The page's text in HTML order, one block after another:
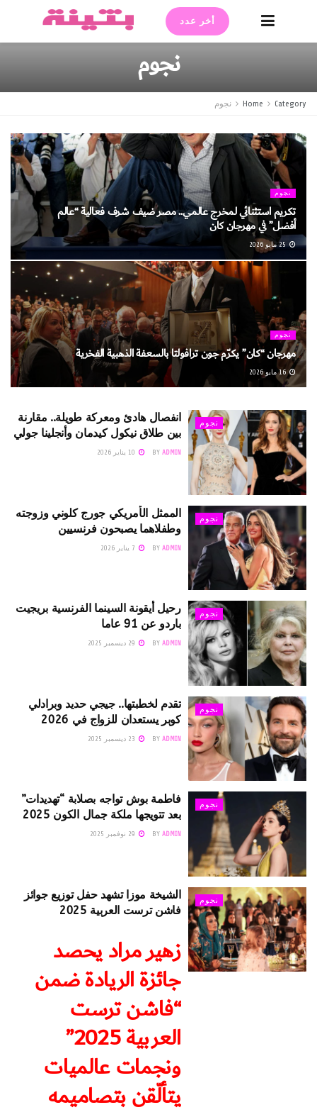
أخر عدد
نجوم
Home Category نجوم
نجوم
تكريم استثنائي لمخرج عالمي.. مصر ضيف شرف فعالية “عالم
أفضل” في مهرجان كان
25 مايو 2026
نجوم
مهرجان “كان” يكرّم جون ترافولتا بالسعفة الذهبية الفخرية
16 مايو 2026
نجوم
انفصال هادئ ومعركة طويلة.. مقارنة
بين طلاق نيكول كيدمان وأنجلينا جولي
BYADMIN
نجوم
الممثل الأمريكي جورج كلوني وزوجته
وطفلاهما يصبحون فرنسيين
BYADMIN
نجوم
رحيل أيقونة السينما الفرنسية بريجيت
باردو عن 91 عاما
BYADMIN
نجوم
تقدم لخطبتها.. جيجي حديد وبرادلي
كوبر يستعدان للزواج في 2026
BYADMIN
نجوم
فاطمة بوش تواجه بصلابة “تهديدات”
بعد تتويجها ملكة جمال الكون 2025
BYADMIN
نجوم
الشيخة موزا تشهد حفل توزيع جوائز
فاشن ترست العربية 2025
زهير مراد يحصد
جائزة الريادة ضمن
“فاشن ترست
العربية 2025”
ونجمات عالميات
يتألّقن بتصاميمه